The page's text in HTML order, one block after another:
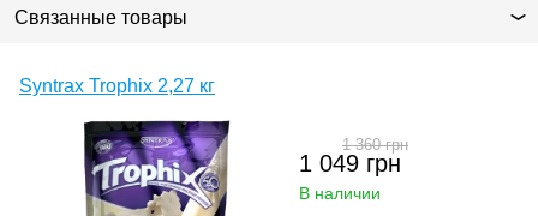
Связанные товары
Syntrax Trophix 2,27 кг
1 049 грн
1 360грн
В наличии